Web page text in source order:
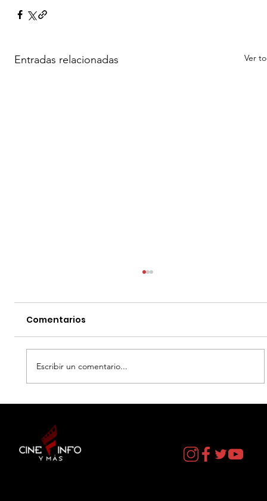
Entradas relacionadas Ver
CURIOSOS por LIZ GIL
Comentarios
Escribir un comentario...